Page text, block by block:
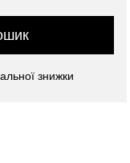
знижки